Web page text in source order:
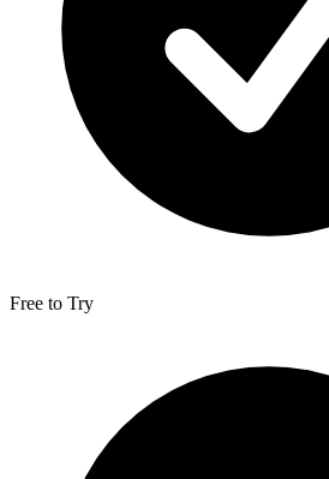
Free to Try